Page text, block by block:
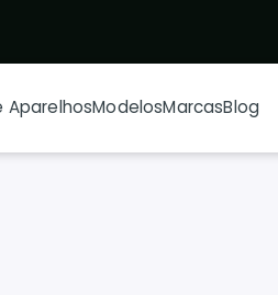
AparelhosModelosMarcasBlog